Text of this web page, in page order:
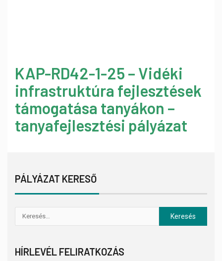
KAP-RD42-1-25 – Vidéki
infrastruktúra fejlesztések
támogatása tanyákon –
tanyafejlesztési pályázat
PÁLYÁZAT KERESŐ
HÍRLEVÉL FELIRATKOZÁS